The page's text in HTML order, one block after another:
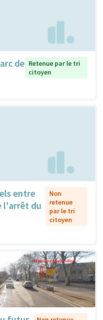
de Retenue par le tri
citoyen
entre
l'arrêt du
Non
retenue
par le tri
citoyen